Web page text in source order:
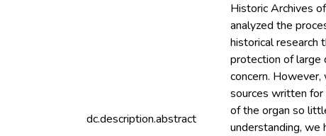
dc.description.abstract
Historic Archives
analyzed the
historical research
protection of large
concern.
sources written
of the organ so
understanding, we